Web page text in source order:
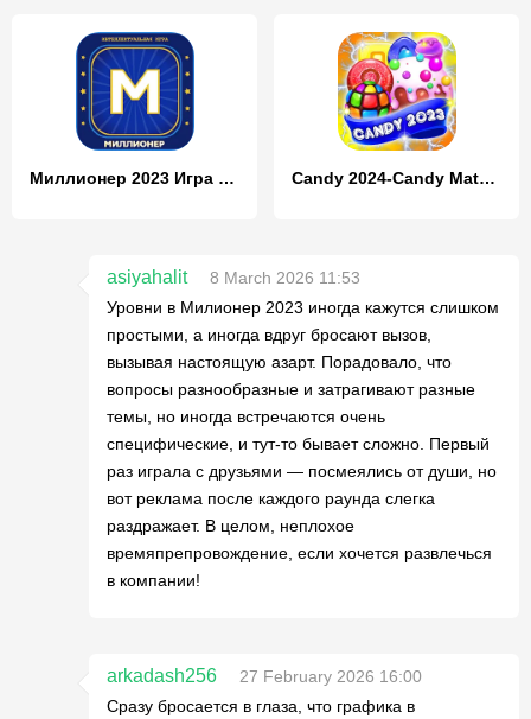
Миллионер 2023 Игра викторина Candy 2024-Candy Match 3 Game
asiyahalit
8 March 2026 11:53
Уровни в Милионер 2023 иногда кажутся слишком
простыми, а иногда вдруг бросают вызов,
вызывая настоящую азарт. Порадовало, что
вопросы разнообразные и затрагивают разные
темы, но иногда встречаются очень
специфические, и тут-то бывает сложно. Первый
раз играла с друзьями — посмеялись от души, но
вот реклама после каждого раунда слегка
раздражает. В целом, неплохое
времяпрепровождение, если хочется развлечься
в компании!
arkadash256
27 February 2026 16:00
Сразу бросается в глаза, что графика в